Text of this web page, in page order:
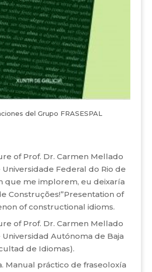
del Grupo FRASESPAL
of Prof. Dr. Carmen Mellado
Federal do Rio de
que me implorem, eu deixaría
Construções!”Presentation of
of constructional idioms.
of Prof. Dr. Carmen Mellado
Autónoma de Baja
de Idiomas).
Manual práctico de fraseoloxía